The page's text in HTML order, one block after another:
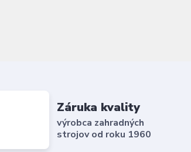
Záruka kvality
výrobca zahradných
strojov od roku 1960